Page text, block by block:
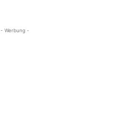
- Werbung -